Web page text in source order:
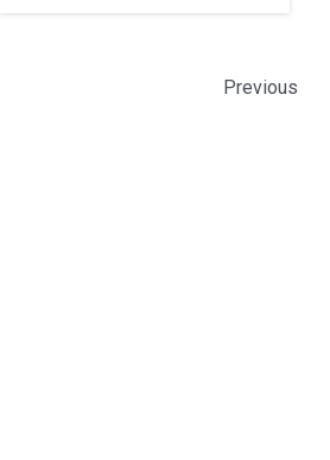
Previous